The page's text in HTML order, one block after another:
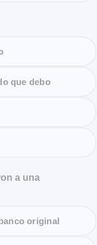
que debo
a una
original